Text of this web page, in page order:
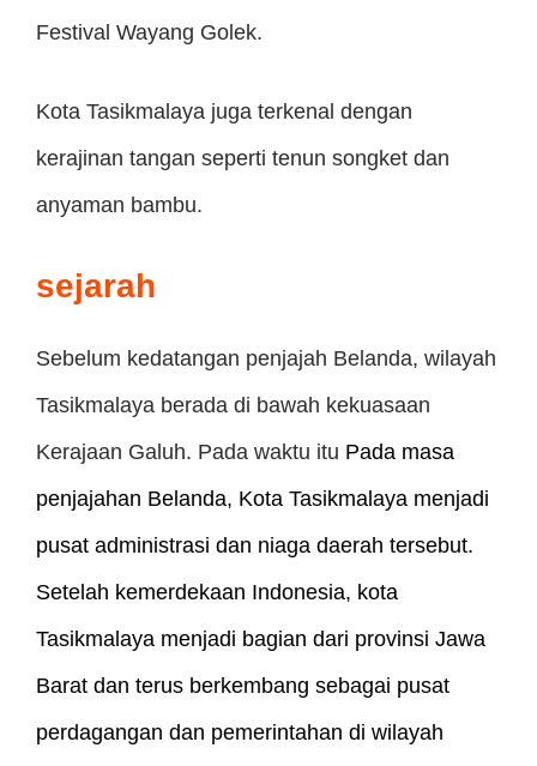
Festival Wayang Golek.
Kota Tasikmalaya juga terkenal dengan
kerajinan tangan seperti tenun songket dan
anyaman bambu.
sejarah
Sebelum kedatangan penjajah Belanda, wilayah
Tasikmalaya berada di bawah kekuasaan
Kerajaan Galuh. Pada waktu itu Pada masa
penjajahan Belanda, Kota Tasikmalaya menjadi
pusat administrasi dan niaga daerah tersebut.
Setelah kemerdekaan Indonesia, kota
Tasikmalaya menjadi bagian dari provinsi Jawa
Barat dan terus berkembang sebagai pusat
perdagangan dan pemerintahan di wilayah